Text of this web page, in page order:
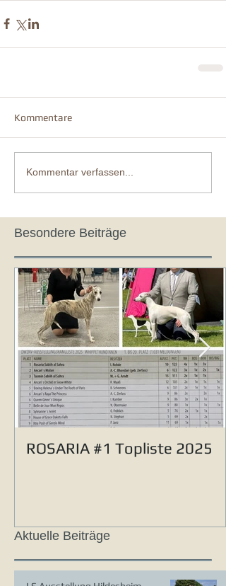
Kommentare
Kommentar verfassen...
Besondere Beiträge
ROSARIA #1 Topliste 2025
Aktuelle Beiträge